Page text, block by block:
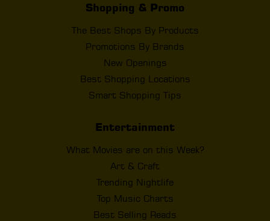
Shopping & Promo
The Best Shops By Products
Promotions By Brands
New Openings
Best Shopping Locations
Smart Shopping Tips
Entertainment
What Movies are on this Week?
Art & Craft
Trending Nightlife
Top Music Charts
Best Selling Reads